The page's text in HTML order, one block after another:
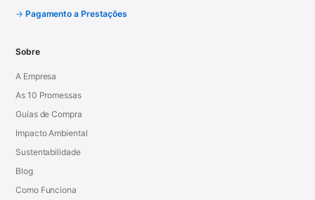
Pagamento a Prestações
Sobre
A Empresa
As 10 Promessas
Guias de Compra
Impacto Ambiental
Sustentabilidade
Blog
Como Funciona